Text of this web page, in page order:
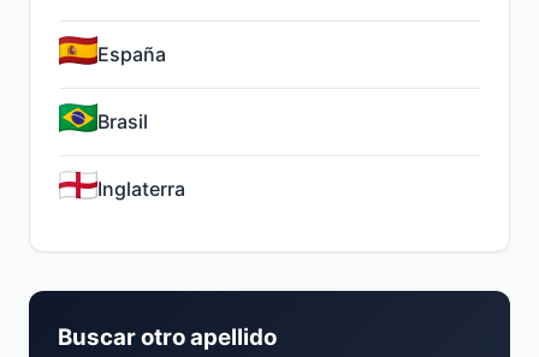
España
Brasil
Inglaterra
Buscar otro apellido